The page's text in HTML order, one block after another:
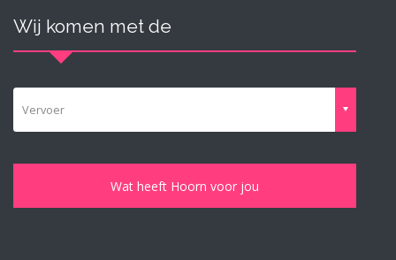
Wij komen met de
Vervoer